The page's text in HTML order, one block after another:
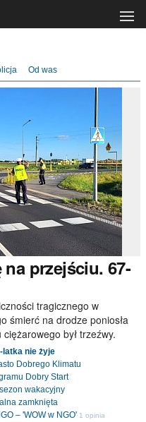
Od was
przejściu. 67-
tragicznego w
śmierć na drodze poniosła
był trzeźwy.
latka nie żyje
Dobrego Klimatu
Dobry Start
wakacyjny
zamknięta
– 'WOW w NGO' 1 opinia